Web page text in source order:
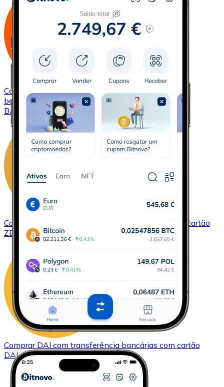
ComprarBasic Attention Tokencom transferência
bancárias
com cartão
BAT
Comprar
com cartão
ZEC
Comprar DAI com transferência bancárias com cartão
DAI